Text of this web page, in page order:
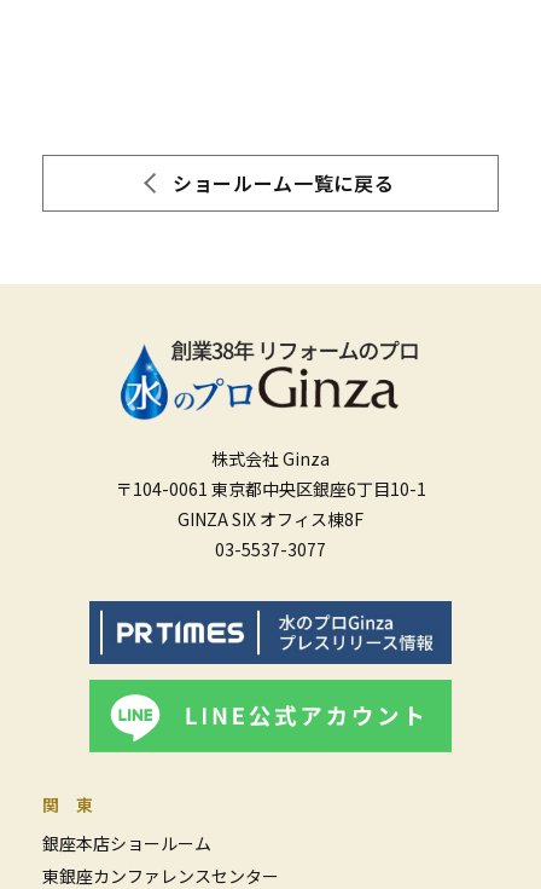
ショールーム一覧に戻る
株式会社 Ginza
〒104-0061 東京都中央区銀座6丁目10-1
GINZA SIX オフィス棟8F
03-5537-3077
関 東
銀座本店ショールーム
東銀座カンファレンスセンター